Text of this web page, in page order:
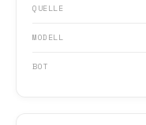
QUELLE
MODELL
BOT